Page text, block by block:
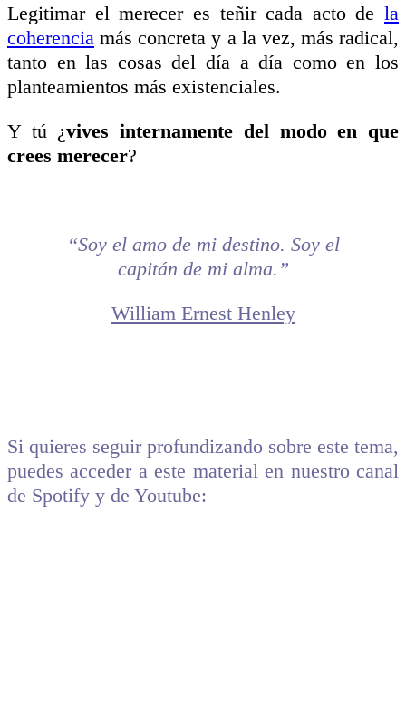
Legitimar el merecer es teñir cada acto de la
coherencia más concreta y a la vez, más radical,
tanto en las cosas del día a día como en los
planteamientos más existenciales.
Y tú ¿vives internamente del modo en que
crees merecer?
“Soy el amo de mi destino. Soy el
capitán de mi alma.”
William Ernest Henley
Si quieres seguir profundizando sobre este tema,
puedes acceder a este material en nuestro canal
de Spotify y de Youtube: